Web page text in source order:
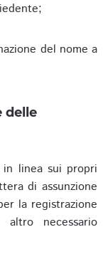
del nome a
delle
linea sui propri
di assunzione
la registrazione
necessario